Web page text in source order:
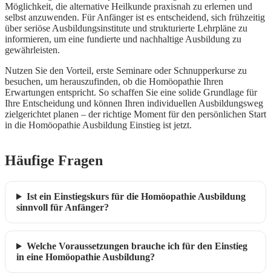
Möglichkeit, die alternative Heilkunde praxisnah zu erlernen und
selbst anzuwenden. Für Anfänger ist es entscheidend, sich frühzeitig
über seriöse Ausbildungsinstitute und strukturierte Lehrpläne zu
informieren, um eine fundierte und nachhaltige Ausbildung zu
gewährleisten.
Nutzen Sie den Vorteil, erste Seminare oder Schnupperkurse zu
besuchen, um herauszufinden, ob die Homöopathie Ihren
Erwartungen entspricht. So schaffen Sie eine solide Grundlage für
Ihre Entscheidung und können Ihren individuellen Ausbildungsweg
zielgerichtet planen – der richtige Moment für den persönlichen Start
in die Homöopathie Ausbildung Einstieg ist jetzt.
Häufige Fragen
Ist ein Einstiegskurs für die Homöopathie Ausbildung
sinnvoll für Anfänger?
Welche Voraussetzungen brauche ich für den Einstieg
in eine Homöopathie Ausbildung?